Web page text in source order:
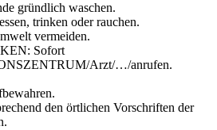
gründlich waschen.
trinken oder rauchen.
vermeiden.
Sofort
Arzt/…/anrufen.
den örtlichen Vorschriften der